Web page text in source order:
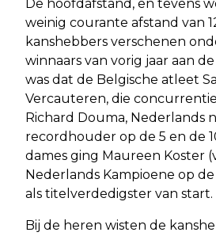
De hoofdafstand, en tevens
weinig courante afstand van
kanshebbers verschenen
winnaars van vorig jaar aan
was dat de Belgische atleet
Vercauteren, die
Richard Douma, Nederlands
recordhouder op de 5 en de
dames ging Maureen Koster
Nederlands Kampioene op
als titelverdedigster van start.
Bij de heren wisten de